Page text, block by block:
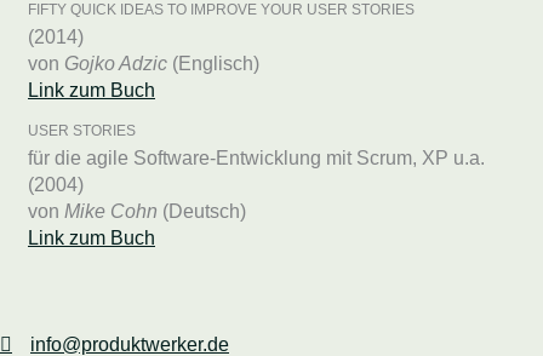
FIFTY QUICK IDEAS TO IMPROVE YOUR USER STORIES
(2014)
von Gojko Adzic (Englisch)
Link zum Buch
USER STORIES
für die agile Software-Entwicklung mit Scrum, XP u.a.
(2004)
von Mike Cohn (Deutsch)
Link zum Buch
info@produktwerker.de